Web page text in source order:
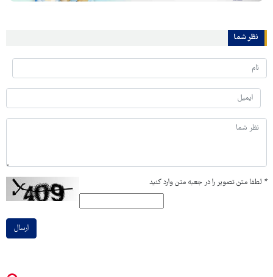
نظر شما
* لطفا متن تصویر را در جعبه متن وارد کنید
ارسال